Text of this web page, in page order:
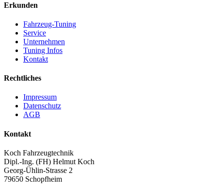
Erkunden
Fahrzeug-Tuning
Service
Unternehmen
Tuning Infos
Kontakt
Rechtliches
Impressum
Datenschutz
AGB
Kontakt
Koch Fahrzeugtechnik
Dipl.-Ing. (FH) Helmut Koch
Georg-Ühlin-Strasse 2
79650 Schopfheim